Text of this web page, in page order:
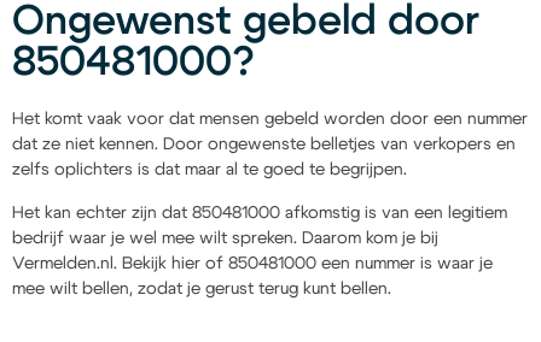
Ongewenst gebeld door
850481000?
Het komt vaak voor dat mensen gebeld worden door een nummer
dat ze niet kennen. Door ongewenste belletjes van verkopers en
zelfs oplichters is dat maar al te goed te begrijpen.
Het kan echter zijn dat 850481000 afkomstig is van een legitiem
bedrijf waar je wel mee wilt spreken. Daarom kom je bij
Vermelden.nl. Bekijk hier of 850481000 een nummer is waar je
mee wilt bellen, zodat je gerust terug kunt bellen.